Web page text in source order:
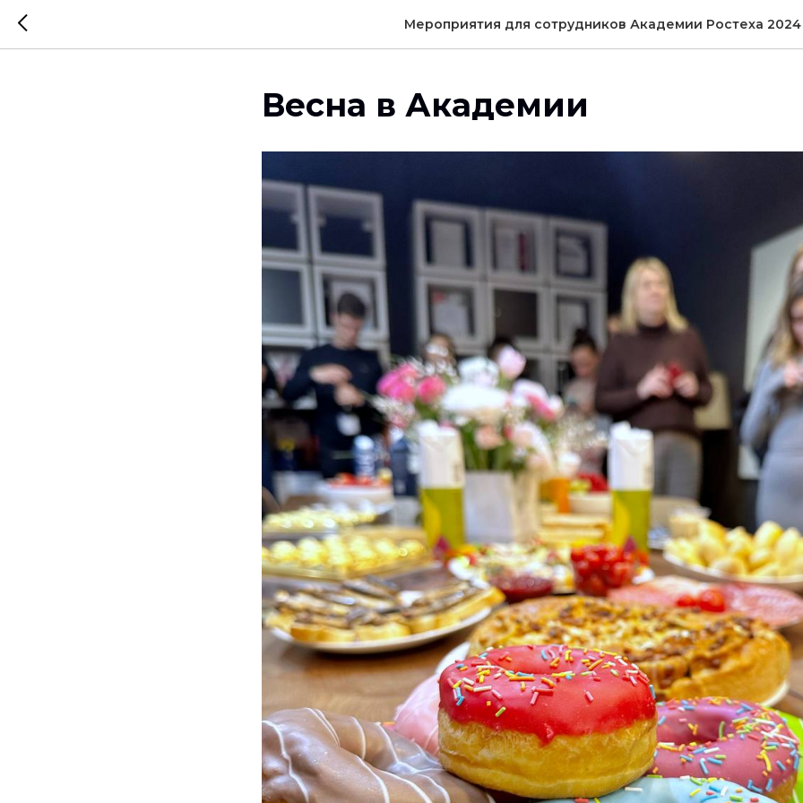
Мероприятия для сотрудников Академии Ростеха 2024
Весна в Академии